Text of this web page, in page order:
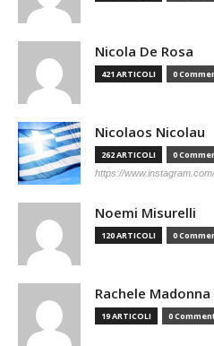
Nicola De Rosa
421 ARTICOLI 0
Nicolaos Nicolau
262 ARTICOLI 0
https://
Noemi Misurelli
120 ARTICOLI 0
Rachele Madonna
19 ARTICOLI 0